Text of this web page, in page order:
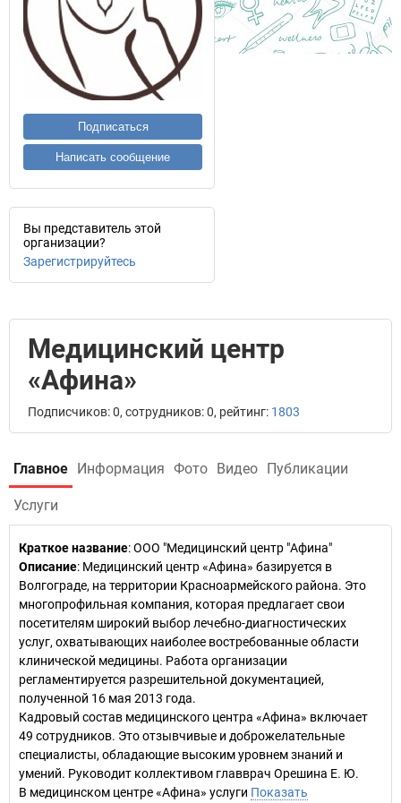
Подписаться
Написать сообщение
Вы представитель этой
организации?
Зарегистрируйтесь
Медицинский центр
«Афина»
Подписчиков: 0, сотрудников: 0, рейтинг: 1803
Главное Информация Фото Видео Публикации
Услуги
Краткое название:ООО "Медицинский центр "Афина"
Описание: Медицинский центр «Афина» базируется в
Волгограде, на территории Красноармейского района. Это
многопрофильная компания, которая предлагает свои
посетителям широкий выбор лечебно-диагностических
услуг, охватывающих наиболее востребованные области
клинической медицины. Работа организации
регламентируется разрешительной документацией,
полученной 16 мая 2013 года.
Кадровый состав медицинского центра «Афина» включает
49 сотрудников. Это отзывчивые и доброжелательные
специалисты, обладающие высоким уровнем знаний и
умений. Руководит коллективом главврач Орешина Е. Ю.
В медицинском центре «Афина» услуги Показать